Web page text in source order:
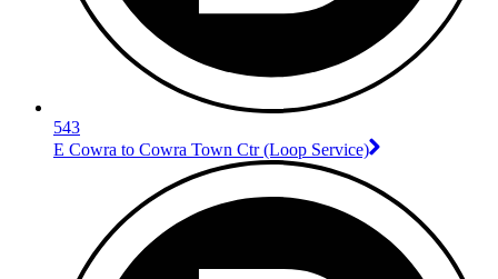
543
E Cowra to Cowra Town Ctr (Loop Service)